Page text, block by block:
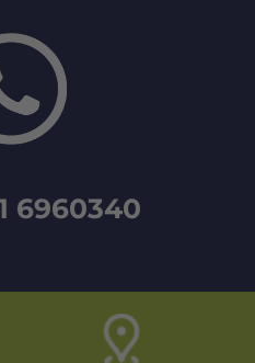
6960340